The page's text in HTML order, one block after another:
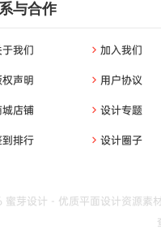
与合作
我们 加入我们
权声明 用户协议
城店铺 设计专题
到排行 设计圈子
蜜芽设计 - 优质平面设计资源素